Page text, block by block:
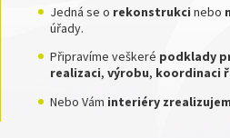
Jedná se o rekonstrukci nebo
úřady.
Připravíme veškeré podklady
realizaci, výrobu, koordinaci
Nebo Vám interiéry